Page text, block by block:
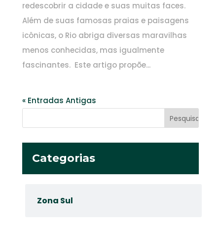
redescobrir a cidade e suas muitas faces.
Além de suas famosas praias e paisagens
icônicas, o Rio abriga diversas maravilhas
menos conhecidas, mas igualmente
fascinantes. Este artigo propõe...
« Entradas Antigas
Categorias
Zona Sul